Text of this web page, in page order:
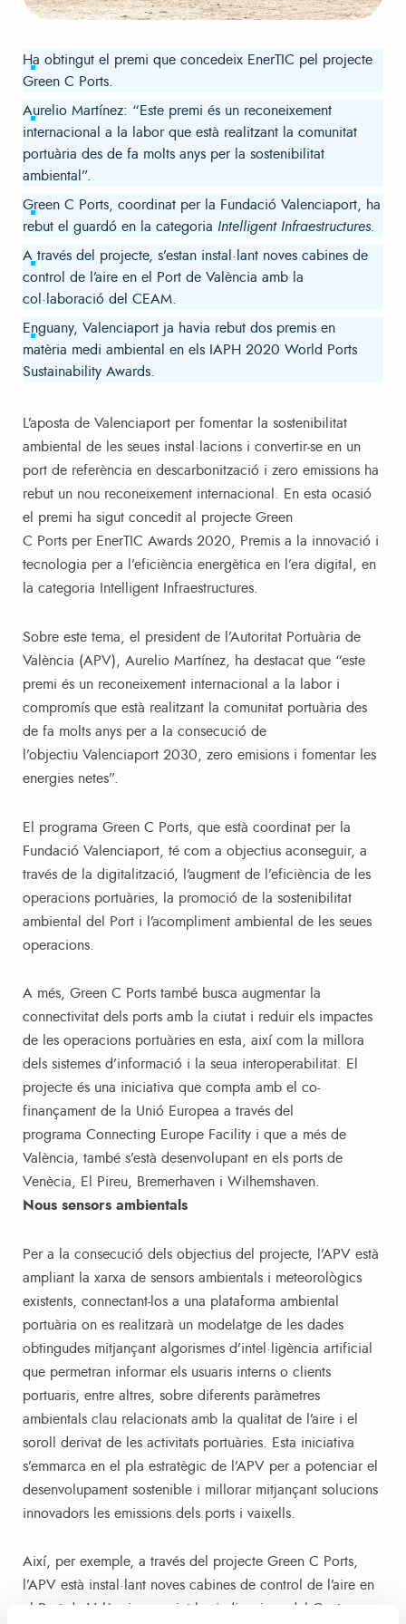
Ha obtingut el premi que concedeix EnerTIC pel projecte
Green C Ports.
Aurelio Martínez: “Este premi és un reconeixement
internacional a la labor que està realitzant la comunitat
portuària des de fa molts anys per la sostenibilitat
ambiental”.
Green C Ports, coordinat per la Fundació Valenciaport, ha
rebut el guardó en la categoria Intelligent Infraestructures.
A través del projecte, s’estan instal·lant noves cabines de
control de l’aire en el Port de València amb la
col·laboració del CEAM.
Enguany, Valenciaport ja havia rebut dos premis en
matèria medi ambiental en els IAPH 2020 World Ports
Sustainability Awards.
L’aposta de Valenciaport per fomentar la sostenibilitat
ambiental de les seues instal·lacions i convertir-se en un
port de referència en descarbonització i zero emissions ha
rebut un nou reconeixement internacional. En esta ocasió
el premi ha sigut concedit al projecte Green
C Ports per EnerTIC Awards 2020, Premis a la innovació i
tecnologia per a l’eficiència energètica en l’era digital, en
la categoria Intelligent Infraestructures.
Sobre este tema, el president de l’Autoritat Portuària de
València (APV), Aurelio Martínez, ha destacat que “este
premi és un reconeixement internacional a la labor i
compromís que està realitzant la comunitat portuària des
de fa molts anys per a la consecució de
l’objectiu Valenciaport 2030, zero emisions i fomentar les
energies netes”.
El programa Green C Ports, que està coordinat per la
Fundació Valenciaport, té com a objectius aconseguir, a
través de la digitalització, l’augment de l’eficiència de les
operacions portuàries, la promoció de la sostenibilitat
ambiental del Port i l’acompliment ambiental de les seues
operacions.
A més, Green C Ports també busca augmentar la
connectivitat dels ports amb la ciutat i reduir els impactes
de les operacions portuàries en esta, així com la millora
dels sistemes d’informació i la seua interoperabilitat. El
projecte és una iniciativa que compta amb el co-
finançament de la Unió Europea a través del
programa Connecting Europe Facility i que a més de
València, també s’està desenvolupant en els ports de
Venècia, El Pireu, Bremerhaven i Wilhemshaven.
Nous sensors ambientals
Per a la consecució dels objectius del projecte, l’APV està
ampliant la xarxa de sensors ambientals i meteorològics
existents, connectant-los a una plataforma ambiental
portuària on es realitzarà un modelatge de les dades
obtingudes mitjançant algorismes d’intel·ligència artificial
que permetran informar els usuaris interns o clients
portuaris, entre altres, sobre diferents paràmetres
ambientals clau relacionats amb la qualitat de l’aire i el
soroll derivat de les activitats portuàries. Esta iniciativa
s’emmarca en el pla estratègic de l’APV per a potenciar el
desenvolupament sostenible i millorar mitjançant solucions
innovadors les emissions dels ports i vaixells.
Així, per exemple, a través del projecte Green C Ports,
l’APV està instal·lant noves cabines de control de l’aire en
el Port de València, seguint les indicacions del Centre